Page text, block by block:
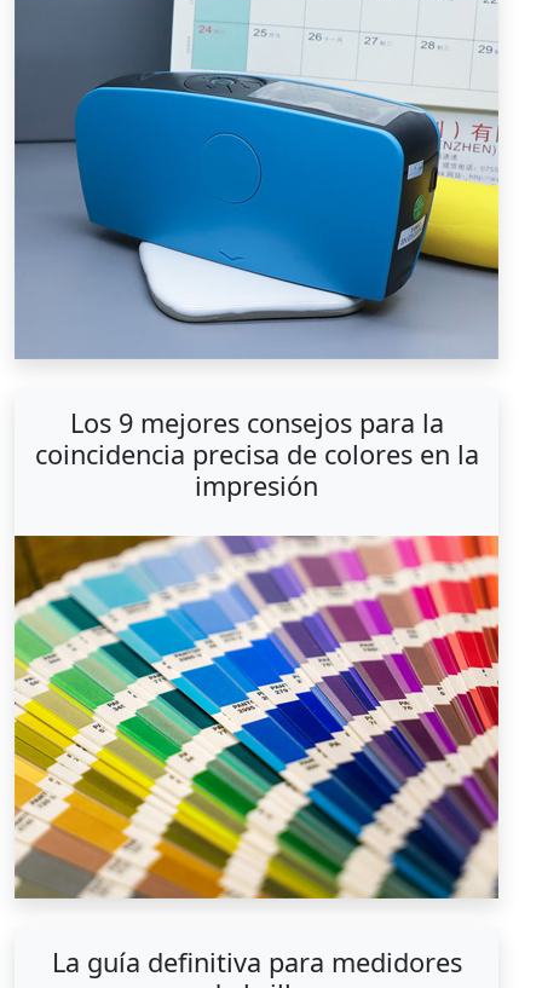
Los 9 mejores consejos para la
coincidencia precisa de colores en la
impresión
La guía definitiva para medidores